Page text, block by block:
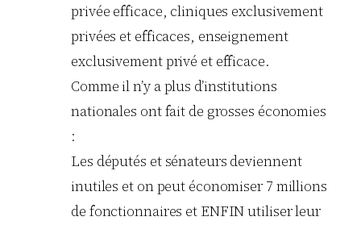
privée efficace, cliniques exclusivement
privées et efficaces, enseignement
exclusivement privé et efficace.
Comme il n’y a plus d’institutions
nationales ont fait de grosses économies
:
Les députés et sénateurs deviennent
inutiles et on peut économiser 7 millions
de fonctionnaires et ENFIN utiliser leur